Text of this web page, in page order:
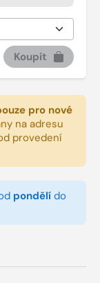
Koupit
pro nové
na adresu
provedení
pondělí do